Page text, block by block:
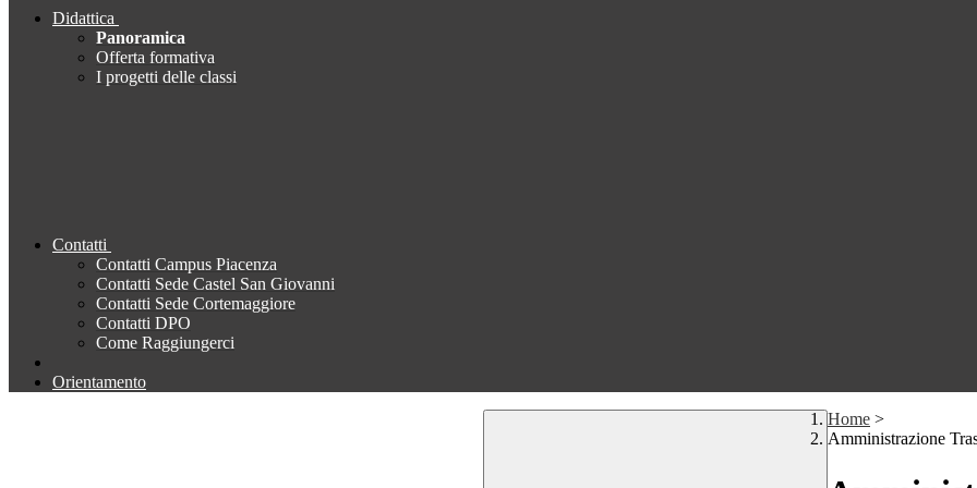
Didattica
Panoramica
Offerta formativa
I progetti delle classi
Contatti
Contatti Campus Piacenza
Contatti Sede Castel San Giovanni
Contatti Sede Cortemaggiore
Contatti DPO
Come Raggiungerci
Orientamento
Home >
Amministrazione